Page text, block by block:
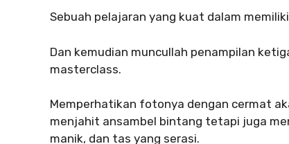
Sebuah pelajaran yang kuat dalam
Dan kemudian muncullah penampilan
masterclass.
Memperhatikan fotonya dengan cermat
menjahit ansambel bintang tetapi juga
manik, dan tas yang serasi.